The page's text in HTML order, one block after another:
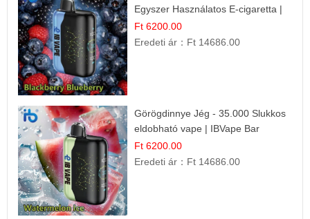
Egyszer Használatos E-cigaretta |
Prémium Ízélmény
Ft 6200.00
Eredeti ár： Ft 14686.00
Görögdinnye Jég - 35.000 Slukkos
eldobható vape | IBVape Bar
Frissítő Nyári Íz
Ft 6200.00
Eredeti ár： Ft 14686.00